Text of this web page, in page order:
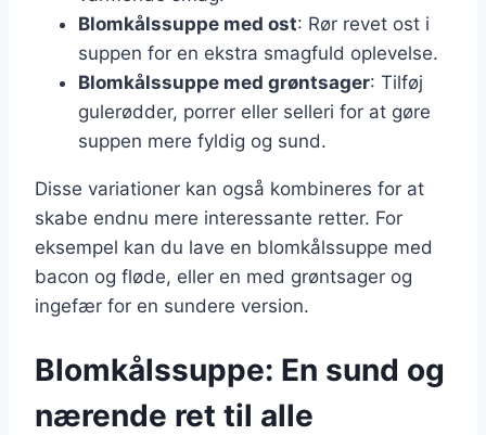
Blomkålssuppe med ost: Rør revet ost i
suppen for en ekstra smagfuld oplevelse.
Blomkålssuppe med grøntsager: Tilføj
gulerødder, porrer eller selleri for at gøre
suppen mere fyldig og sund.
Disse variationer kan også kombineres for at
skabe endnu mere interessante retter. For
eksempel kan du lave en blomkålssuppe med
bacon og fløde, eller en med grøntsager og
ingefær for en sundere version.
Blomkålssuppe: En sund og
nærende ret til alle